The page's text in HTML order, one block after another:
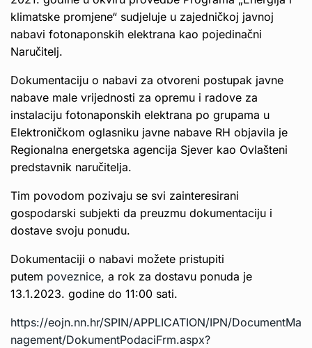
klimatske promjene“ sudjeluje u zajedničkoj javnoj
nabavi fotonaponskih elektrana kao pojedinačni
Naručitelj.
Dokumentaciju o nabavi za otvoreni postupak javne
nabave male vrijednosti za opremu i radove za
instalaciju fotonaponskih elektrana po grupama u
Elektroničkom oglasniku javne nabave RH objavila je
Regionalna energetska agencija Sjever kao Ovlašteni
predstavnik naručitelja.
Tim povodom pozivaju se svi zainteresirani
gospodarski subjekti da preuzmu dokumentaciju i
dostave svoju ponudu.
Dokumentaciji o nabavi možete pristupiti
putem poveznice, a rok za dostavu ponuda je
13.1.2023. godine do 11:00 sati.
https://eojn.nn.hr/SPIN/APPLICATION/IPN/DocumentMa
nagement/DokumentPodaciFrm.aspx?